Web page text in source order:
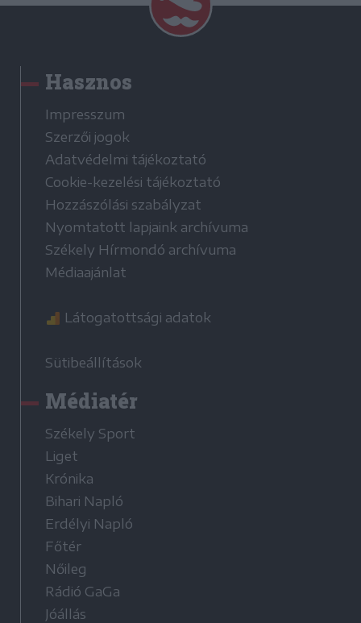
Hasznos
Impresszum
Szerzői jogok
Adatvédelmi tájékoztató
Cookie-kezelési tájékoztató
Hozzászólási szabályzat
Nyomtatott lapjaink archívuma
Székely Hírmondó archívuma
Médiaajánlat
Látogatottsági adatok
Sütibeállítások
Médiatér
Székely Sport
Liget
Krónika
Bihari Napló
Erdélyi Napló
Főtér
Nőileg
Rádió GaGa
Jóállás